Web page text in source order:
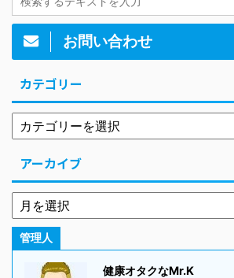
お問い合わせ
カテゴリー
アーカイブ
管理人
健康オタクなMr.K